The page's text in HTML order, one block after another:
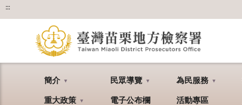
:::
簡介 民眾導覽 為民服務
重大政策 電子公布欄 活動專區